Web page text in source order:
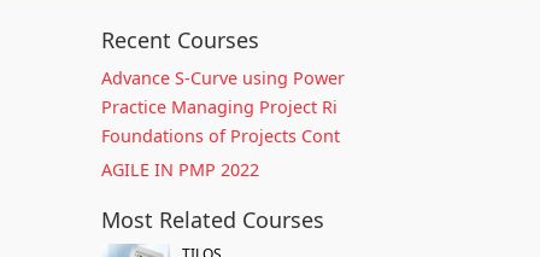
Recent Courses
Advance S-Curve using Power
Practice Managing Project Ri
Foundations of Projects Cont
AGILE IN PMP 2022
Most Related Courses